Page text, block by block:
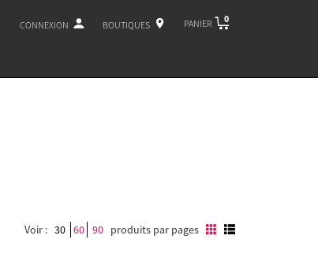
CONNEXION BOUTIQUES PANIER 0
Voir : 30 60 90 produits par pages